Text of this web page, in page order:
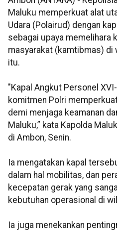
Maluku memperkuat alat
Udara (Polairud) dengan
sebagai upaya memelihara
masyarakat (kamtibmas) di
itu.
"Kapal Angkut Personel
komitmen Polri
demi menjaga keamanan
Maluku,” kata Kapolda
di Ambon, Senin.
Ia mengatakan kapal
dalam hal mobilitas, dan
kecepatan gerak yang
kebutuhan operasional di
Ia juga menekankan